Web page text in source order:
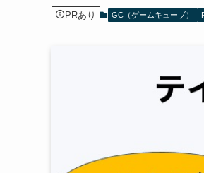
PRあり GC（ゲームキューブ）